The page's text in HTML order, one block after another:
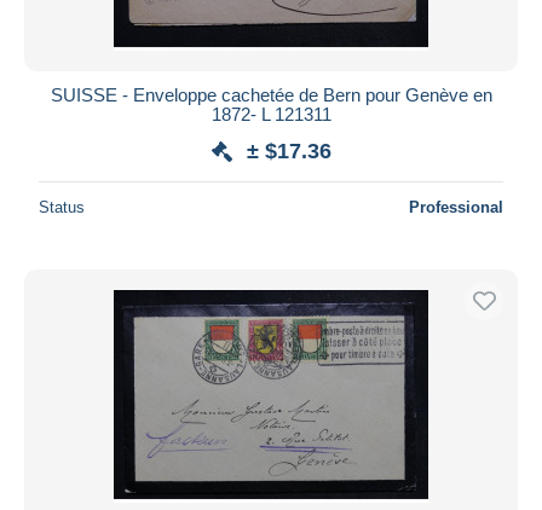
SUISSE - Enveloppe cachetée de Bern pour Genève en
1872- L 121311
± $17.36
Status Professional